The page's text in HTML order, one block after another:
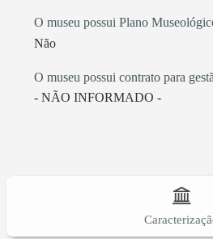
O museu possui Plano
Não
O museu possui contrato para
- NÃO INFORMADO -